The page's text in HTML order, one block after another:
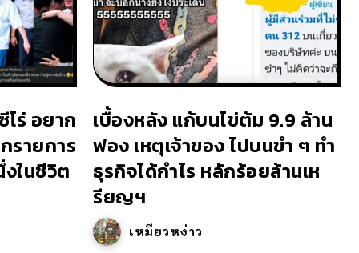
ร่ อยาก
รายการ
ในชีวิต
เบื้องหลัง แก้บนไข่ต้ม 9.9 ล้าน
ฟอง เหตุเจ้าของ ไปบนขำ ๆ ทำ
ธุรกิจได้กำไร หลักร้อยล้านเห
รียญฯ
เหมียวหง่าว